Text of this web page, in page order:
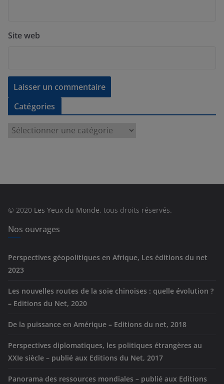
Site web
Catégories
e
© 2020 Les Yeux du Monde, tous droits réservés.
Nos ouvrages
Perspectives géopolitiques en Afrique, Les éditions du net
2023
Les nouvelles routes de la soie chinoises : quelle évolution ?
– Editions du Net, 2020
De la puissance en Amérique – Editions du net, 2018
Perspectives diplomatiques, les politiques étrangères au
XXIe siècle – publié aux Editions du Net, 2017
Panorama des ressources mondiales – publié aux Editions